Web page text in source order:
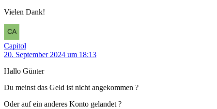
Vielen Dank!
Capitol
20. September 2024 um 18:13
Hallo Günter
Du meinst das Geld ist nicht angekommen ?
Oder auf ein anderes Konto gelandet ?